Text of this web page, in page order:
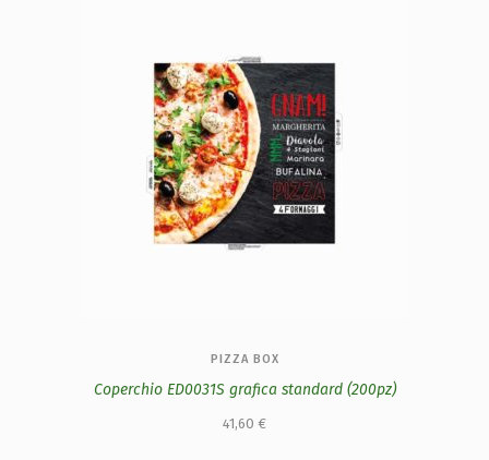
PIZZA BOX
Coperchio ED0031S grafica standard (200pz)
41,60 €